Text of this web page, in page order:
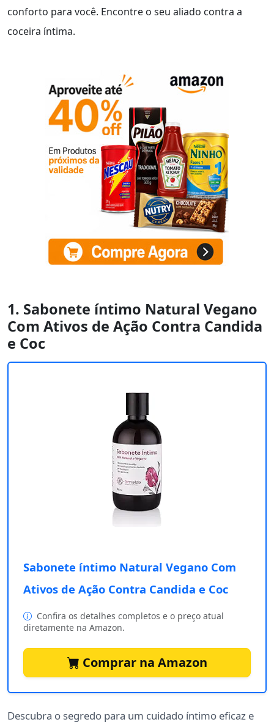
conforto para você. Encontre o seu aliado contra a
coceira íntima.
1. Sabonete íntimo Natural Vegano
Com Ativos de Ação Contra Candida
e Coc
Sabonete íntimo Natural Vegano Com
Ativos de Ação Contra Candida e Coc
Confira os detalhes completos e o preço atual
diretamente na Amazon.
Comprar na Amazon
Descubra o segredo para um cuidado íntimo eficaz e